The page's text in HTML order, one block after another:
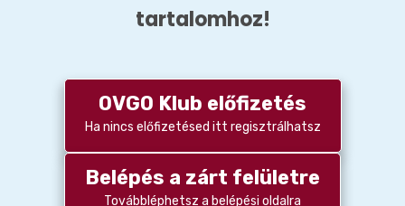
tartalomhoz!
OVGO Klub előfizetés
Ha nincs előfizetésed itt regisztrálhatsz
Belépés a zárt felületre
Továbbléphetsz a belépési oldalra